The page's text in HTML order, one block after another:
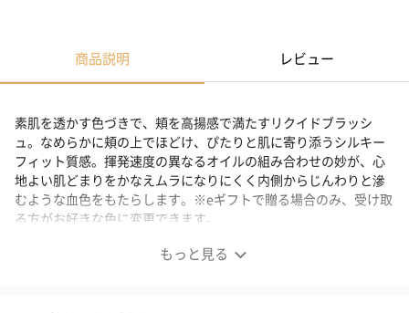
商品説明 レビュー
もっと見る
素肌を透かす色づきで、頬を高揚感で満たすリクイドブラッシ
ュ。なめらかに頬の上でほどけ、ぴたりと肌に寄り添うシルキー
フィット質感。揮発速度の異なるオイルの組み合わせの妙が、心
地よい肌どまりをかなえムラになりにくく内側からじんわりと滲
むような血色をもたらします。※eギフトで贈る場合のみ、受け取
る方がお好きな色に変更できます。
SNIDEL フラッフィー ブラッシュ